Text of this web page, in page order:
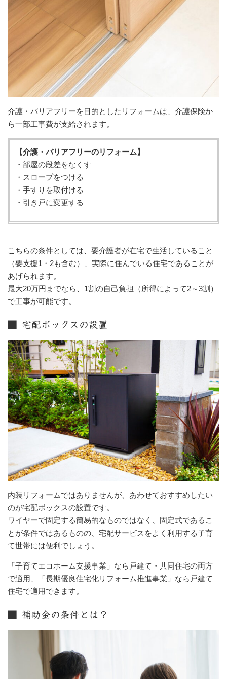
介護・バリアフリーを目的としたリフォームは、介護保険か
ら一部工事費が支給されます。
【介護・バリアフリーのリフォーム】
・部屋の段差をなくす
・スロープをつける
・手すりを取付ける
・引き戸に変更する
こちらの条件としては、要介護者が在宅で生活していること
（要支援1・2も含む）、実際に住んでいる住宅であることが
あげられます。
最大20万円までなら、1割の自己負担（所得によって2～3割）
で工事が可能です。
■ 宅配ボックスの設置
内装リフォームではありませんが、あわせておすすめしたい
のが宅配ボックスの設置です。
ワイヤーで固定する簡易的なものではなく、固定式であるこ
とが条件ではあるものの、宅配サービスをよく利用する子育
て世帯には便利でしょう。
「子育てエコホーム支援事業」なら戸建て・共同住宅の両方
で適用、「長期優良住宅化リフォーム推進事業」なら戸建て
住宅で適用できます。
■ 補助金の条件とは？